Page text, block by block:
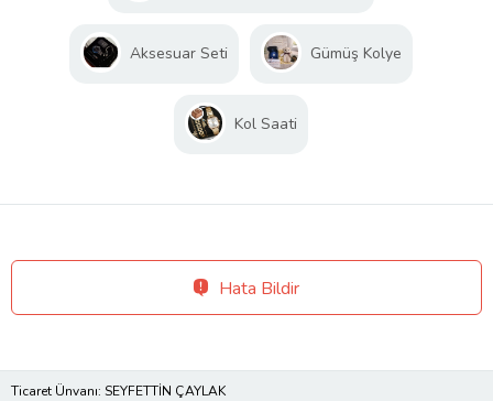
Aksesuar Seti Gümüş Kolye
Kol Saati
Hata Bildir
Ticaret Ünvanı: SEYFETTİN ÇAYLAK